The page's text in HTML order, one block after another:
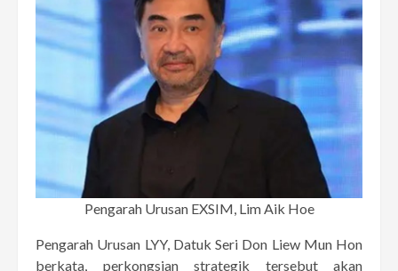
Pengarah Urusan EXSIM, Lim Aik Hoe
Pengarah Urusan LYY, Datuk Seri Don Liew Mun Hon
berkata, perkongsian strategik tersebut akan